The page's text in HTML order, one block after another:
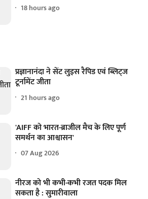
18 hours ago
प्रज्ञानानंदा ने सेंट लुइस रैपिड एवं ब्लिट्ज
टूर्नामेंट जीता
21 hours ago
'AIFF को भारत-ब्राजील मैच के लिए पूर्ण
समर्थन का आश्वासन'
07 Aug 2026
नीरज को भी कभी-कभी रजत पदक मिल
सकता है : सुमारीवाला